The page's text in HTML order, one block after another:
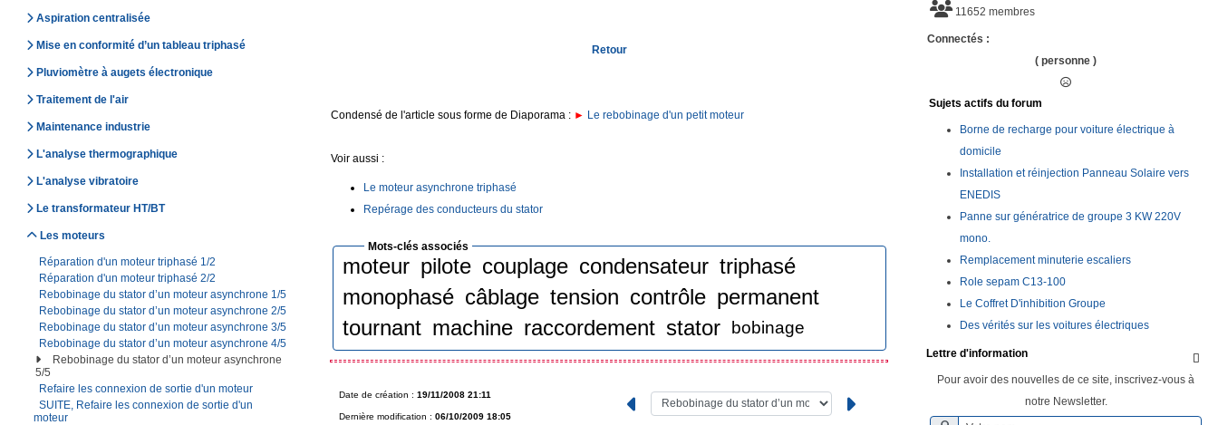
Aspiration centralisée
Mise en conformité d’un tableau triphasé
Pluviomètre à augets électronique
Traitement de l'air
Maintenance industrie
L'analyse thermographique
L'analyse vibratoire
Le transformateur HT/BT
Les moteurs
Réparation d'un moteur triphasé 1/2
Réparation d'un moteur triphasé 2/2
Rebobinage du stator d’un moteur asynchrone 1/5
Rebobinage du stator d’un moteur asynchrone 2/5
Rebobinage du stator d’un moteur asynchrone 3/5
Rebobinage du stator d’un moteur asynchrone 4/5
Rebobinage du stator d’un moteur asynchrone
5/5
Refaire les connexion de sortie d'un moteur
SUITE, Refaire les connexion de sortie d'un
moteur
Retour
Condensé de l'article sous forme de Diaporama : ► Le rebobinage d'un petit moteur
Voir aussi :
Le moteur asynchrone triphasé
Repérage des conducteurs du stator
Mots-clés associés
moteur pilote couplage condensateur triphasé
monophasé câblage tension contrôle permanent
tournant machine raccordement stator bobinage
Date de création : 19/11/2008 21:11
Dernière modification : 06/10/2009 18:05
11652 membres
Connectés :
( personne )
Sujets actifs du forum
Borne de recharge pour voiture électrique à
domicile
Installation et réinjection Panneau Solaire vers
ENEDIS
Panne sur génératrice de groupe 3 KW 220V
mono.
Remplacement minuterie escaliers
Role sepam C13-100
Le Coffret D'inhibition Groupe
Des vérités sur les voitures électriques

Lettre d'information
Pour avoir des nouvelles de ce site, inscrivez-vous à
notre Newsletter.